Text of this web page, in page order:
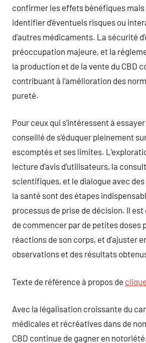
confirmer les effets bénéfiques
identifier d’éventuels risques ou
d’autres médicaments. La sécurité
préoccupation majeure, et la
la production et de la vente du CBD
contribuant à l’amélioration des
pureté.
Pour ceux qui s’intéressent à
conseillé de s’éduquer pleinement
escomptés et ses limites.
lecture d’avis d’utilisateurs, la
scientifiques, et le dialogue avec
la santé sont des étapes
processus de prise de décision. Il
de commencer par de petites doses
réactions de son corps, et d’ajuster
observations et des résultats
Texte de référence à propos de
Avec la légalisation croissante du
médicales et récréatives dans de
CBD continue de gagner en